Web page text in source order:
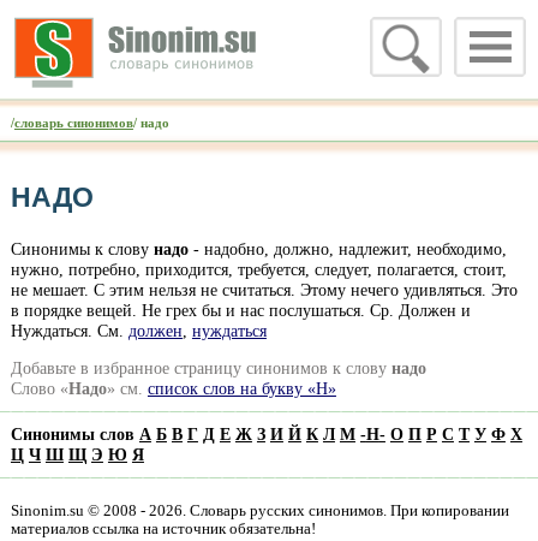
/словарь синонимов/ надо
НАДО
Синонимы к слову надо- надобно, должно, надлежит, необходимо,
нужно, потребно, приходится, требуется, следует, полагается, стоит,
не мешает. С этим нельзя не считаться. Этому нечего удивляться. Это
в порядке вещей. Не грех бы и нас послушаться. Ср. Должен и
Нуждаться. См. должен нуждаться
Добавьте в избранное страницу синонимов к слову надо
Слово «Надо» см. список слов на букву «Н»
Синонимы слов А Б В Г Д Е Ж З И Й К Л М -Н- О П Р С Т У Ф Х
Ц Ч Ш Щ Э Ю Я
Sinonim.su © 2008 - 2026. Словарь русских синонимов. При копировании
материалов ссылка на источник обязательна!